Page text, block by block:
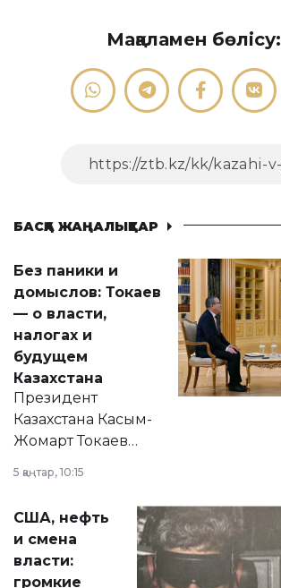
Мақаламен бөлісу:
БАСҚА ЖАҢАЛЫҚТАР
Без паники и
домыслов: Токаев
— о власти,
налогах и
будущем
Казахстана
Президент
Казахстана Касым-
Жомарт Токаев
сразу несколько
актуальных тем —
от слухов о
политических
реформах до
5 қаңтар, 10:15
США, нефть
и смена
власти:
громкие